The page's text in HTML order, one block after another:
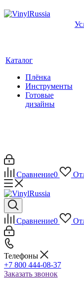
Каталог
Плёнка
Инструменты
Готовые
дизайны
Сравнение0
Сравнение0
Телефоны
+7 800 444-08-37
Заказать звонок